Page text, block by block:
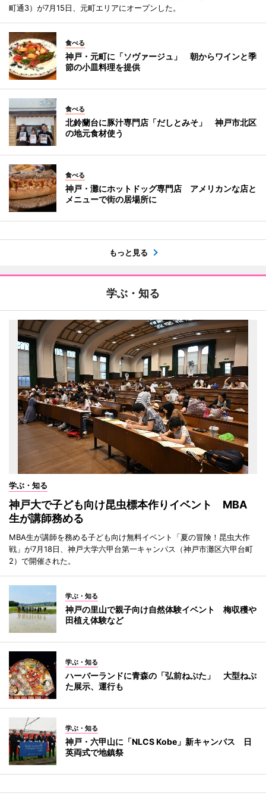
町通3）が7月15日、元町エリアにオープンした。
食べる
神戸・元町に「ソヴァージュ」 朝からワインと季
節の小皿料理を提供
食べる
北鈴蘭台に豚汁専門店「だしとみそ」 神戸市北区
の地元食材使う
食べる
神戸・灘にホットドッグ専門店 アメリカンな店と
メニューで街の居場所に
もっと見る
学ぶ・知る
学ぶ・知る
神戸大で子ども向け昆虫標本作りイベント MBA
生が講師務める
MBA生が講師を務める子ども向け無料イベント「夏の冒険！昆虫大作
戦」が7月18日、神戸大学六甲台第一キャンパス（神戸市灘区六甲台町
2）で開催された。
学ぶ・知る
神戸の里山で親子向け自然体験イベント 梅収穫や
田植え体験など
学ぶ・知る
ハーバーランドに青森の「弘前ねぷた」 大型ねぷ
た展示、運行も
学ぶ・知る
神戸・六甲山に「NLCS Kobe」新キャンパス 日
英両式で地鎮祭